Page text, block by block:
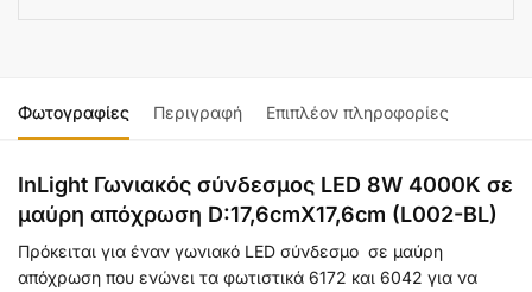
Φωτογραφίες Περιγραφή Επιπλέον πληροφορίες
InLight Γωνιακός σύνδεσμος LED 8W 4000K σε
μαύρη απόχρωση D:17,6cmX17,6cm (L002-BL)
Πρόκειται για έναν γωνιακό LED σύνδεσμο σε μαύρη
απόχρωση που ενώνει τα φωτιστικά 6172 και 6042 για να